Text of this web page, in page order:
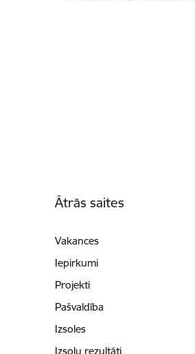
Ātrās saites
Vakances
Iepirkumi
Projekti
Pašvaldība
Izsoles
Izsoļu rezultāti